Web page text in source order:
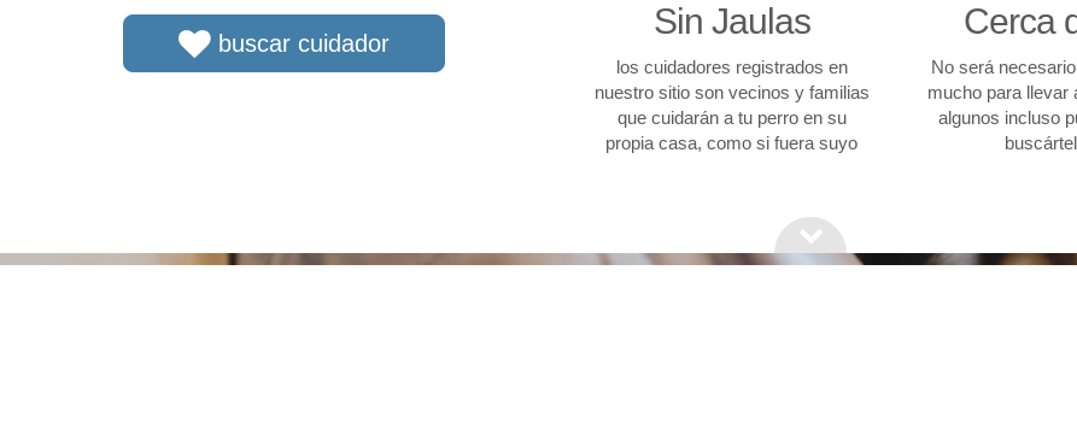
buscar cuidador
Sin Jaulas
los cuidadores registrados en
nuestro sitio son vecinos y familias
que cuidarán a tu perro en su
propia casa, como si fuera suyo
Cerca
No será
mucho para llevar
algunos incluso